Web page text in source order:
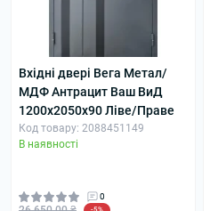
Вхідні двері Вега Метал/
МДФ Антрацит Ваш ВиД
1200х2050х90 Ліве/Праве
Код товару: 2088451149
В наявності
0